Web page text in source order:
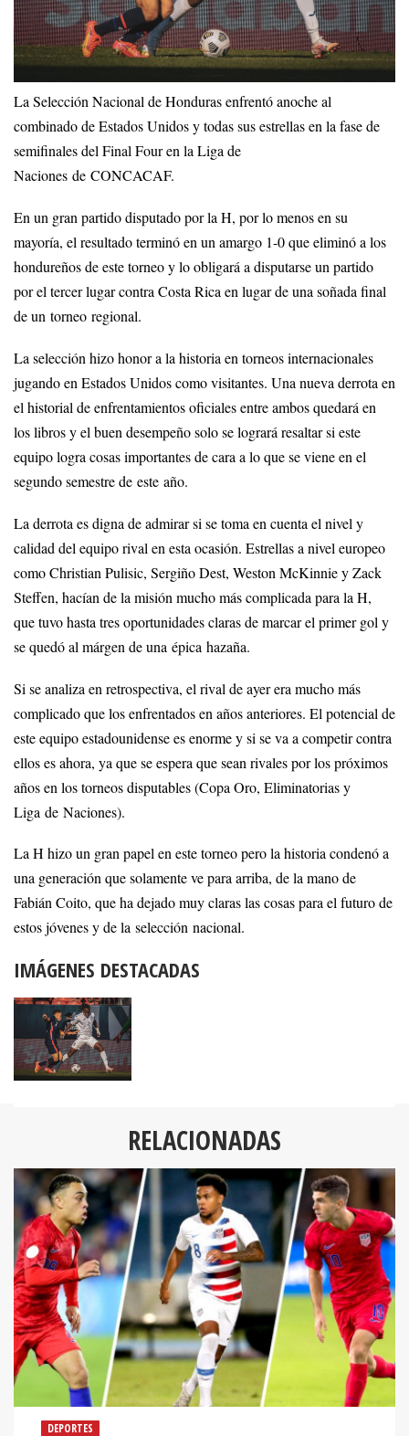
La Selección Nacional de Honduras enfrentó anoche al
combinado de Estados Unidos y todas sus estrellas en la fase de
semifinales del Final Four en la Liga de
Naciones de CONCACAF.
En un gran partido disputado por la H, por lo menos en su
mayoría, el resultado terminó en un amargo 1-0 que eliminó a los
hondureños de este torneo y lo obligará a disputarse un partido
por el tercer lugar contra Costa Rica en lugar de una soñada final
de un torneo regional.
La selección hizo honor a la historia en torneos internacionales
jugando en Estados Unidos como visitantes. Una nueva derrota en
el historial de enfrentamientos oficiales entre ambos quedará en
los libros y el buen desempeño solo se logrará resaltar si este
equipo logra cosas importantes de cara a lo que se viene en el
segundo semestre de este año.
La derrota es digna de admirar si se toma en cuenta el nivel y
calidad del equipo rival en esta ocasión. Estrellas a nivel europeo
como Christian Pulisic, Sergiño Dest, Weston McKinnie y Zack
Steffen, hacían de la misión mucho más complicada para la H,
que tuvo hasta tres oportunidades claras de marcar el primer gol y
se quedó al márgen de una épica hazaña.
Si se analiza en retrospectiva, el rival de ayer era mucho más
complicado que los enfrentados en años anteriores. El potencial de
este equipo estadounidense es enorme y si se va a competir contra
ellos es ahora, ya que se espera que sean rivales por los próximos
años en los torneos disputables (Copa Oro, Eliminatorias y
Liga de Naciones).
La H hizo un gran papel en este torneo pero la historia condenó a
una generación que solamente ve para arriba, de la mano de
Fabián Coito, que ha dejado muy claras las cosas para el futuro de
estos jóvenes y de la selección nacional.
IMÁGENES DESTACADAS
RELACIONADAS
DEPORTES